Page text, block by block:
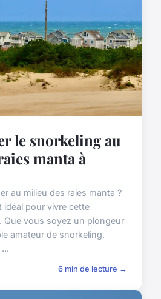
le snorkeling au
manta à
au milieu des raies manta ?
idéal pour vivre cette
Que vous soyez un plongeur
amateur de snorkeling,
6 min de lecture →